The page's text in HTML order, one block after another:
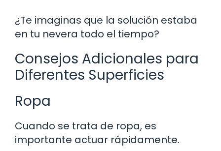
¿Te imaginas que la solución estaba
en tu nevera todo el tiempo?
Consejos Adicionales para
Diferentes Superficies
Ropa
Cuando se trata de ropa, es
importante actuar rápidamente.